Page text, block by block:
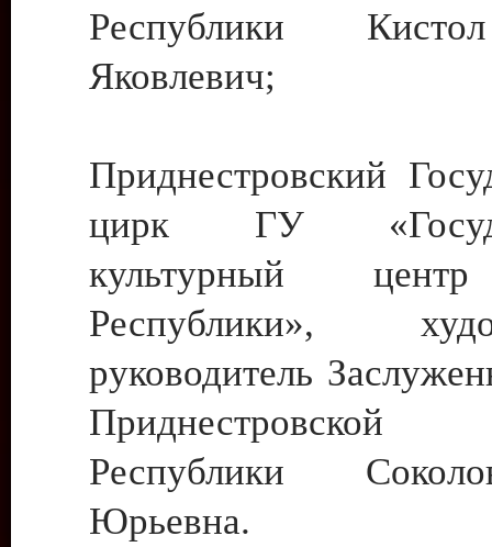
Республики
Яковлевич;
Приднестровский
цирк ГУ
культурный
Республики»,
руководитель
Приднестровской
Республики
Юрьевна.